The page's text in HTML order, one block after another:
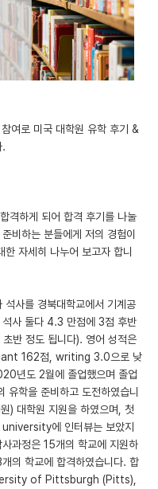
여로 미국 대학원 유학 후기 &
.
격하게 되어 합격 후기를 나눌
비하는 분들에게 저의 경험이
자세히 나누어 보고자 합니
석사를 경북대학교에서 기계공
석사 둘다 4.3 만점에 3점 후반
반 정도 됩니다). 영어 성적은
162점, writing 3.0으로 낮
년도 2월에 졸업했으며 졸업
유학을 준비하고 도전하였습니
) 대학원 지원을 하였으며, 첫
에 인터뷰는 보았지
과정은 15개의 학교에 지원하
의 학교에 합격하였습니다. 합
of Pittsburgh (Pitts),